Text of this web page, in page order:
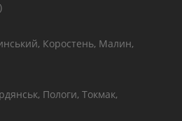
Коростень, Малин,
Пологи, Токмак,